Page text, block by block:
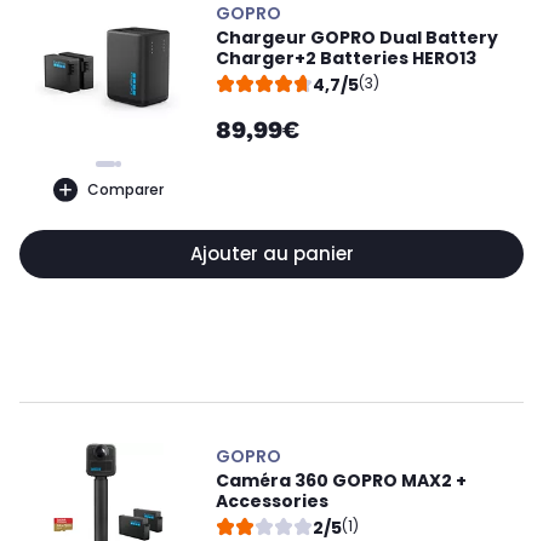
Comparer
GOPRO
Chargeur GOPRO Dual Battery
Charger+2 Batteries HERO13
4,7/5(3)
89,99€
Ajouter au panier
GOPRO
Caméra 360 GOPRO MAX2 +
Accessories
2/5(1)